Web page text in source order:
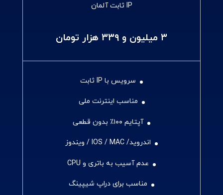
IP ثابت آلمان
۳ میلیون و ۳۳۹ هزار تومان
سرویس با IP ثابت
مناسب اینترنت ملی
آپتایم ۱۰۰٪ بدون قطعی
اندروید/ IOS / MAC / ویندوز
عدم آسیب به باتری و CPU
مناسب برای دراپ شیپینگ